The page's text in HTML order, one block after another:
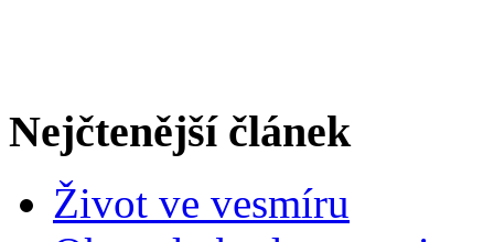
Nejčtenější článek
Život ve vesmíru